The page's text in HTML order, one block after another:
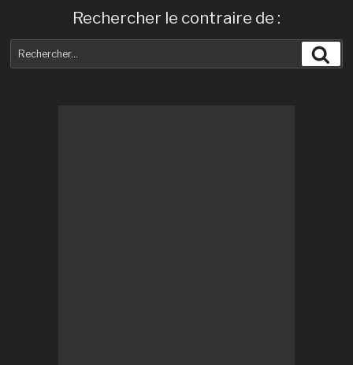
Rechercher le contraire de :
pour